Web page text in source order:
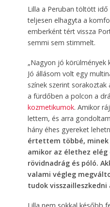
Lilla a Peruban töltött
teljesen elhagyta a
emberként tért vissza
semmi sem stimmelt.
„Nagyon jó körülmények
Jó állásom volt egy
színek szerint
a fürdőben a polcon a
kozmetikumok. Amikor
lettem, és arra
hány éhes gyereket
értettem többé, minek
amikor az élethez
rövidnadrág és póló.
valami végleg
tudok visszailleszkedni